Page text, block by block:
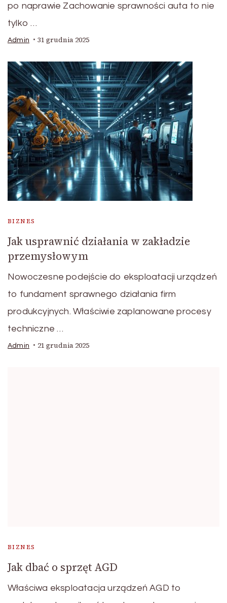
po naprawie Zachowanie sprawności auta to nie
tylko …
Admin 31 grudnia 2025
BIZNES
Jak usprawnić działania w zakładzie
przemysłowym
Nowoczesne podejście do eksploatacji urządzeń
to fundament sprawnego działania firm
produkcyjnych. Właściwie zaplanowane procesy
techniczne …
Admin 21 grudnia 2025
BIZNES
Jak dbać o sprzęt AGD
Właściwa eksploatacja urządzeń AGD to